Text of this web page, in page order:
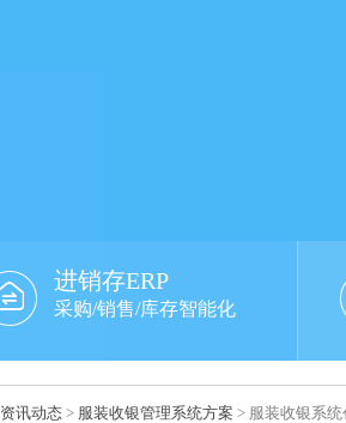
进销存ERP
采购/销售/库存智能化
资讯动态 > 服装收银管理系统方案 > 服装收银系